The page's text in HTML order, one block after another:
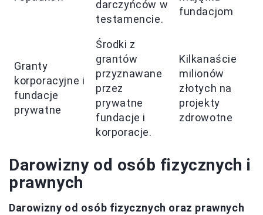
darczyńców w
testamencie.
fundacjom
Granty
korporacyjne i
fundacje
prywatne
Środki z
grantów
przyznawane
przez
prywatne
fundacje i
korporacje.
Kilkanaście
milionów
złotych na
projekty
zdrowotne
Darowizny od osób fizycznych i
prawnych
Darowizny od osób fizycznych oraz prawnych